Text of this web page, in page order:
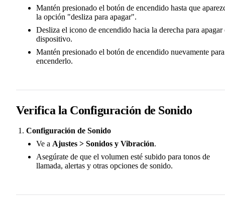
Mantén presionado el botón de encendido hasta que
la opción "desliza para apagar".
Desliza el icono de encendido hacia la derecha para apagar
dispositivo.
Mantén presionado el botón de encendido nuevamente para
encenderlo.
Verifica la Configuración de Sonido
Configuración de Sonido
Ve a Ajustes > Sonidos y Vibración.
Asegúrate de que el volumen esté subido para tonos de
llamada, alertas y otras opciones de sonido.